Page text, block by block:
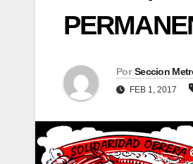
Por Seccion
FEB 1, 2017